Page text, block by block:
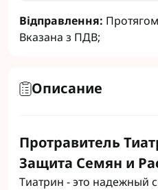
Відправлення:
Вказана з ПДВ;
Описание
Протравитель
Защита Семян и
Тиатрин - это надежный